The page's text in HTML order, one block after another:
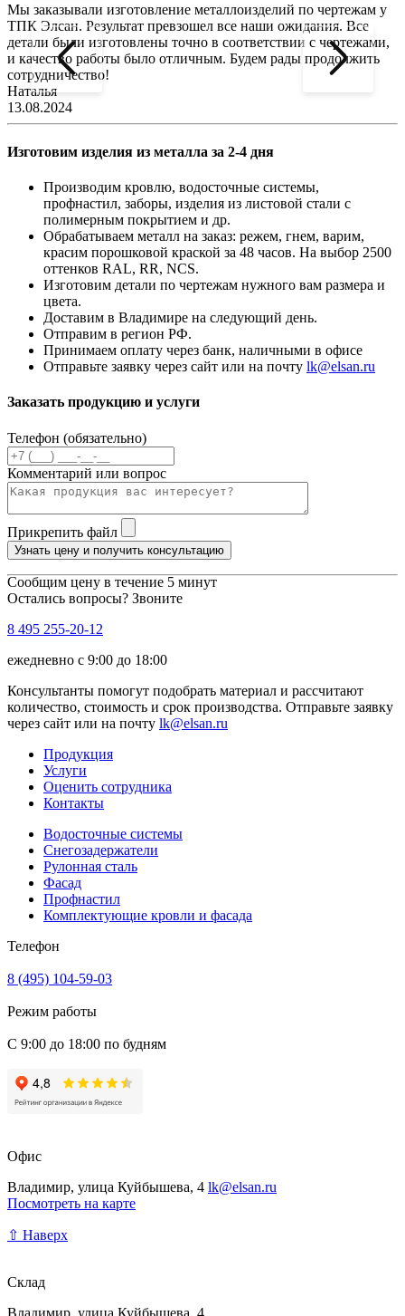
Мы заказывали изготовление металлоизделий по чертежам у
ТПК Элсан. Результат превзошел все наши ожидания. Все
детали были изготовлены точно в соответствии с чертежами,
и качество работы было отличным. Будем рады продолжить
сотрудничество!
Наталья
13.08.2024
Изготовим изделия из металла за 2-4 дня
Производим кровлю, водосточные системы,
профнастил, заборы, изделия из листовой стали с
полимерным покрытием и др.
Обрабатываем металл на заказ: режем, гнем, варим,
красим порошковой краской за 48 часов. На выбор 2500
оттенков RAL, RR, NCS.
Изготовим детали по чертежам нужного вам размера и
цвета.
Доставим в Владимире на следующий день.
Отправим в регион РФ.
Принимаем оплату через банк, наличными в офисе
Отправьте заявку через сайт или на почту lk@elsan.ru
Заказать продукцию и услуги
Телефон (обязательно)
Комментарий или вопрос
Прикрепить файл
Узнать цену и получить консультацию
Сообщим цену в течение 5 минут
Остались вопросы? Звоните
8 495 255-20-12
ежедневно с 9:00 до 18:00
Консультанты помогут подобрать материал и рассчитают
количество, стоимость и срок производства. Отправьте заявку
через сайт или на почту lk@elsan.ru
Продукция
Услуги
Оценить сотрудника
Контакты
Водосточные системы
Снегозадержатели
Рулонная сталь
Фасад
Профнастил
Комплектующие кровли и фасада
Телефон
8 (495) 104-59-03
Режим работы
С 9:00 до 18:00 по будням
Офис
Владимир, улица Куйбышева, 4 lk@elsan.ru
Посмотреть на карте
⇧ Наверх
Склад
Владимир, улица Куйбышева, 4